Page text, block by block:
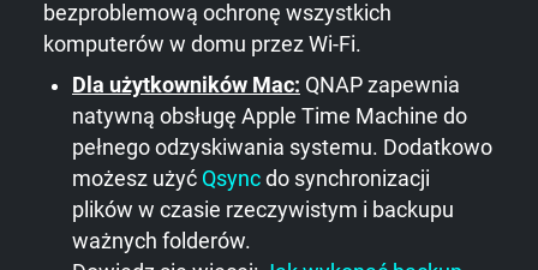
bezproblemową ochronę wszystkich
komputerów w domu przez Wi-Fi.
Dla użytkowników Mac: QNAP zapewnia
natywną obsługę Apple Time Machine do
pełnego odzyskiwania systemu. Dodatkowo
możesz użyć Qsync do synchronizacji
plików w czasie rzeczywistym i backupu
ważnych folderów.